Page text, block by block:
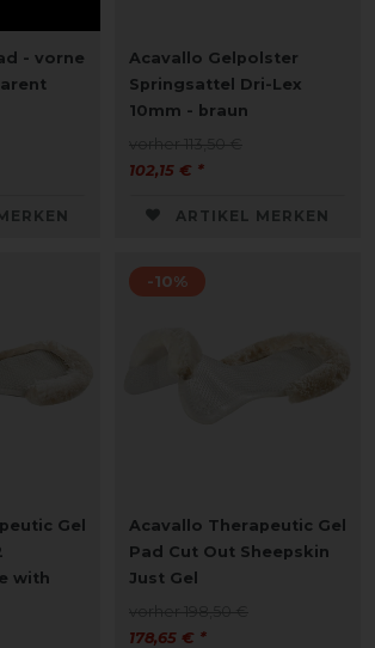
- vorne
Acavallo Gelpolster
Springsattel Dri-Lex
10mm - braun
102,15 € *
ARTIKEL MERKEN
Gel
with
-10%
Acavallo Therapeutic Gel
Pad Cut Out Sheepskin
Just Gel
178,65 € *